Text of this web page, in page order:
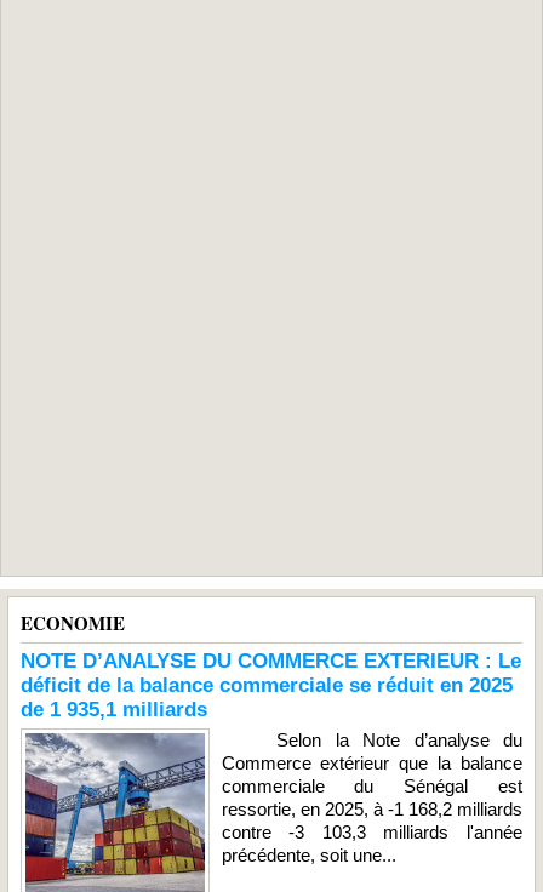
ECONOMIE
NOTE D’ANALYSE DU COMMERCE EXTERIEUR : Le
déficit de la balance commerciale se réduit en 2025
de 1 935,1 milliards
Selon la Note d’analyse du
Commerce extérieur que la balance
commerciale du Sénégal est
ressortie, en 2025, à -1 168,2 milliards
contre -3 103,3 milliards l'année
précédente, soit une...